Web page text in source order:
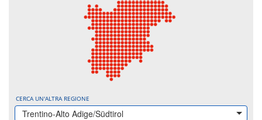
CERCA UN'ALTRA REGIONE
Trentino-Alto Adige/Südtirol